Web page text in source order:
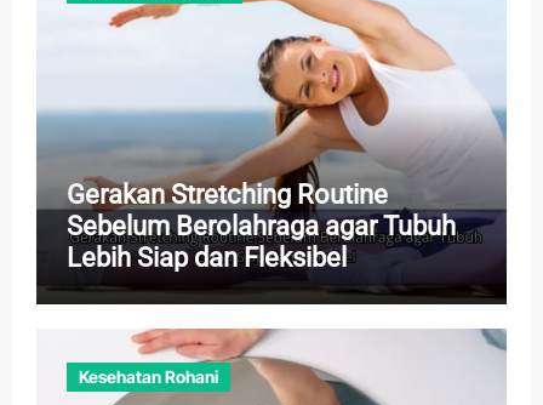
Gerakan Stretching Routine
Sebelum Berolahraga agar Tubuh
Lebih Siap dan Fleksibel
Kesehatan Rohani